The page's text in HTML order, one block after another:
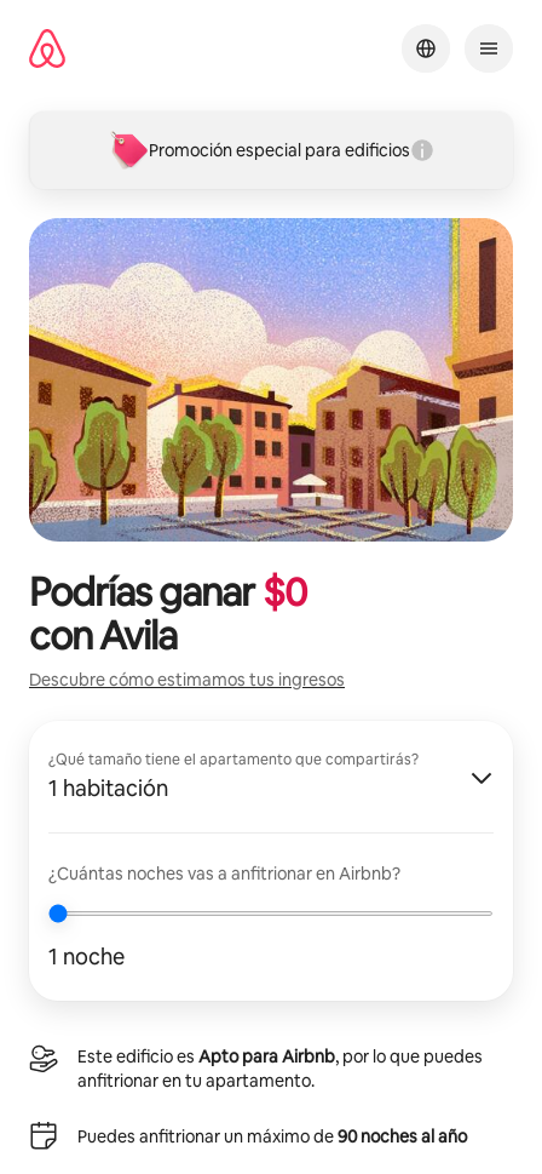
contenido
Promoción especial para edificios
Podrías ganar$0
conAvila
Descubre cómo estimamos tus ingresos
¿Qué tamaño tiene el apartamento que compartirás?
1 habitación
¿Cuántas noches vas a anfitrionar en Airbnb?
1 noche
Este edificio es Apto para Airbnb, por lo que puedes
anfitrionar en tu apartamento.
Puedes anfitrionar un máximo de90 noches al año